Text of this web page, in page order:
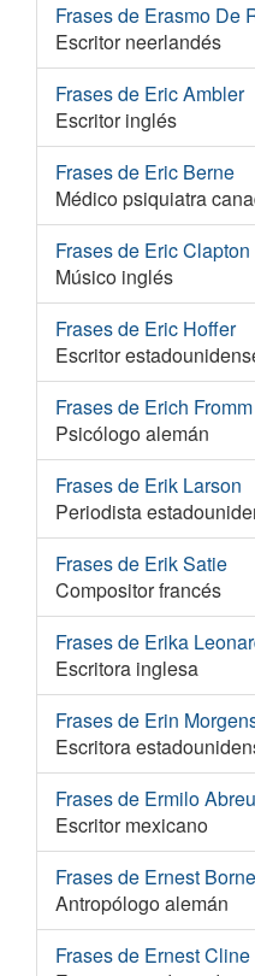
Frases de Erasmo De
Escritor neerlandés
Frases de Eric Ambler
Escritor inglés
Frases de Eric Berne
Médico psiquiatra
Frases de Eric Clapton
Músico inglés
Frases de Eric Hoffer
Escritor
Frases de Erich Fromm
Psicólogo alemán
Frases de Erik Larson
Periodista
Frases de Erik Satie
Compositor francés
Frases de Erika
Escritora inglesa
Frases de Erin
Escritora
Frases de Ermilo
Escritor mexicano
Frases de Ernest
Antropólogo alemán
Frases de Ernest Cline